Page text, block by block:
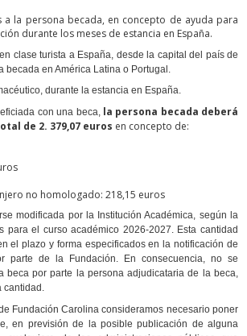
a la persona becada, en concepto de ayuda para
durante los meses de estancia en España.
clase turista a España, desde la capital del país de
becada en América Latina o Portugal.
durante la estancia en España.
con una beca, la persona becada deberá
de 2. 379,07 euros en concepto de:
no homologado: 218,15 euros
modificada por la Institución Académica, según la
para el curso académico 2026-2027. Esta cantidad
el plazo y forma especificados en la notificación de
parte de la Fundación. En consecuencia, no se
beca por parte la persona adjudicataria de la beca,
cantidad.
Fundación Carolina consideramos necesario poner
en previsión de la posible publicación de alguna